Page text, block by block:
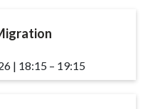
| 18:15 – 19:15